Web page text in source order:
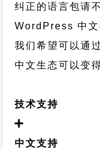
纠正的语言包请
WordPress 中文
我们希望可以通
中文生态可以变
技术支持
中文支持